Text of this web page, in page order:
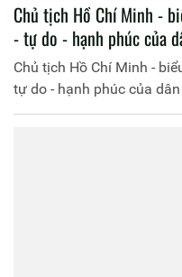
Chủ tịch Hồ Chí Minh -
- tự do - hạnh phúc của
Chủ tịch Hồ Chí Minh -
tự do - hạnh phúc của